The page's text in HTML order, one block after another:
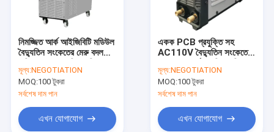
নিমজ্জিত আর্ক আইজিবিটি মডিউল
বৈদ্যুতিন সংকেতের মেরু বদল
মূল্য:NEGOTIATION
MOQ:100 টুকরা
সর্বশেষ দাম পান
এখন যোগাযোগ
একক PCB প্রযুক্তি সহ
AC110V বৈদ্যুতিন সংকেতের
ছোট আকার
মূল্য:NEGOTIATION
MOQ:100 টুকরা
সর্বশেষ দাম পান
এখন যোগাযোগ